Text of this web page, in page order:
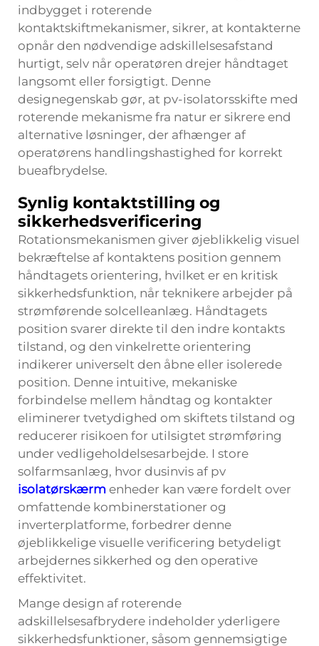
indbygget i roterende
kontaktskiftmekanismer, sikrer, at kontakterne
opnår den nødvendige adskillelsesafstand
hurtigt, selv når operatøren drejer håndtaget
langsomt eller forsigtigt. Denne
designegenskab gør, at pv-isolatorsskifte med
roterende mekanisme fra natur er sikrere end
alternative løsninger, der afhænger af
operatørens handlingshastighed for korrekt
bueafbrydelse.
Synlig kontaktstilling og
sikkerhedsverificering
Rotationsmekanismen giver øjeblikkelig visuel
bekræftelse af kontaktens position gennem
håndtagets orientering, hvilket er en kritisk
sikkerhedsfunktion, når teknikere arbejder på
strømførende solcelleanlæg. Håndtagets
position svarer direkte til den indre kontakts
tilstand, og den vinkelrette orientering
indikerer universelt den åbne eller isolerede
position. Denne intuitive, mekaniske
forbindelse mellem håndtag og kontakter
eliminerer tvetydighed om skiftets tilstand og
reducerer risikoen for utilsigtet strømføring
under vedligeholdelsesarbejde. I store
solfarmsanlæg, hvor dusinvis af pv
isolatørskærm enheder kan være fordelt over
omfattende kombinerstationer og
inverterplatforme, forbedrer denne
øjeblikkelige visuelle verificering betydeligt
arbejdernes sikkerhed og den operative
effektivitet.
Mange design af roterende
adskillelsesafbrydere indeholder yderligere
sikkerhedsfunktioner, såsom gennemsigtige